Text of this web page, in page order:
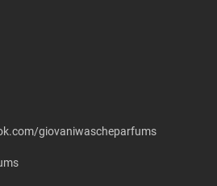
giovaniwascheparfums